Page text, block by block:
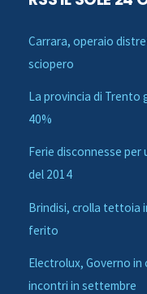
Carrara, operaio
sciopero
La provincia di Trento
40%
Ferie disconnesse per
del 2014
Brindisi, crolla tettoia
ferito
Electrolux, Governo
incontri in settembre